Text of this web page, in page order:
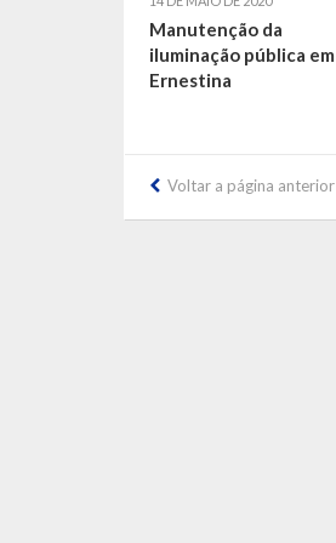
Manutenção da
iluminação pública em
Ernestina
Voltar a página anterior